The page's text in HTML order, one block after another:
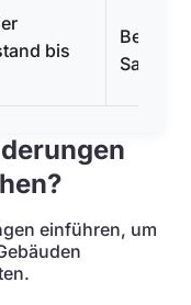
bis
einführen, um